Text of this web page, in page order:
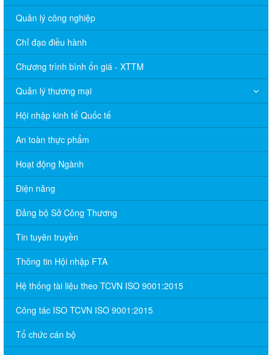
Quản lý công nghiệp
Chỉ đạo điều hành
Chương trình bình ổn giá - XTTM
Quản lý thương mại
Hội nhập kinh tế Quốc tế
An toàn thực phẩm
Hoạt động Ngành
Điện năng
Đảng bộ Sở Công Thương
Tin tuyên truyền
Thông tin Hội nhập FTA
Hệ thống tài liệu theo TCVN ISO 9001:2015
Công tác ISO TCVN ISO 9001:2015
Tổ chức cán bộ